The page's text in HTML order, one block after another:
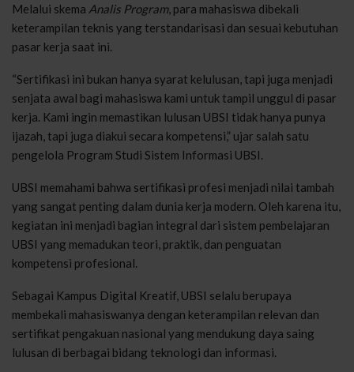
Melalui skema Analis Program, para mahasiswa dibekali
keterampilan teknis yang terstandarisasi dan sesuai kebutuhan
pasar kerja saat ini.
“Sertifikasi ini bukan hanya syarat kelulusan, tapi juga menjadi
senjata awal bagi mahasiswa kami untuk tampil unggul di pasar
kerja. Kami ingin memastikan lulusan UBSI tidak hanya punya
ijazah, tapi juga diakui secara kompetensi,” ujar salah satu
pengelola Program Studi Sistem Informasi UBSI.
UBSI memahami bahwa sertifikasi profesi menjadi nilai tambah
yang sangat penting dalam dunia kerja modern. Oleh karena itu,
kegiatan ini menjadi bagian integral dari sistem pembelajaran
UBSI yang memadukan teori, praktik, dan penguatan
kompetensi profesional.
Sebagai Kampus Digital Kreatif, UBSI selalu berupaya
membekali mahasiswanya dengan keterampilan relevan dan
sertifikat pengakuan nasional yang mendukung daya saing
lulusan di berbagai bidang teknologi dan informasi.